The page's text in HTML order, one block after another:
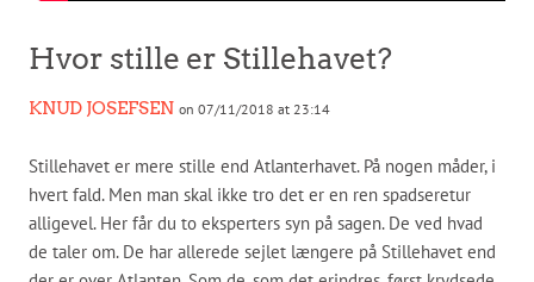
Hvor stille er Stillehavet?
KNUD JOSEFSEN on 07/11/2018 at 23:14
Stillehavet er mere stille end Atlanterhavet. På nogen måder, i
hvert fald. Men man skal ikke tro det er en ren spadseretur
alligevel. Her får du to eksperters syn på sagen. De ved hvad
de taler om. De har allerede sejlet længere på Stillehavet end